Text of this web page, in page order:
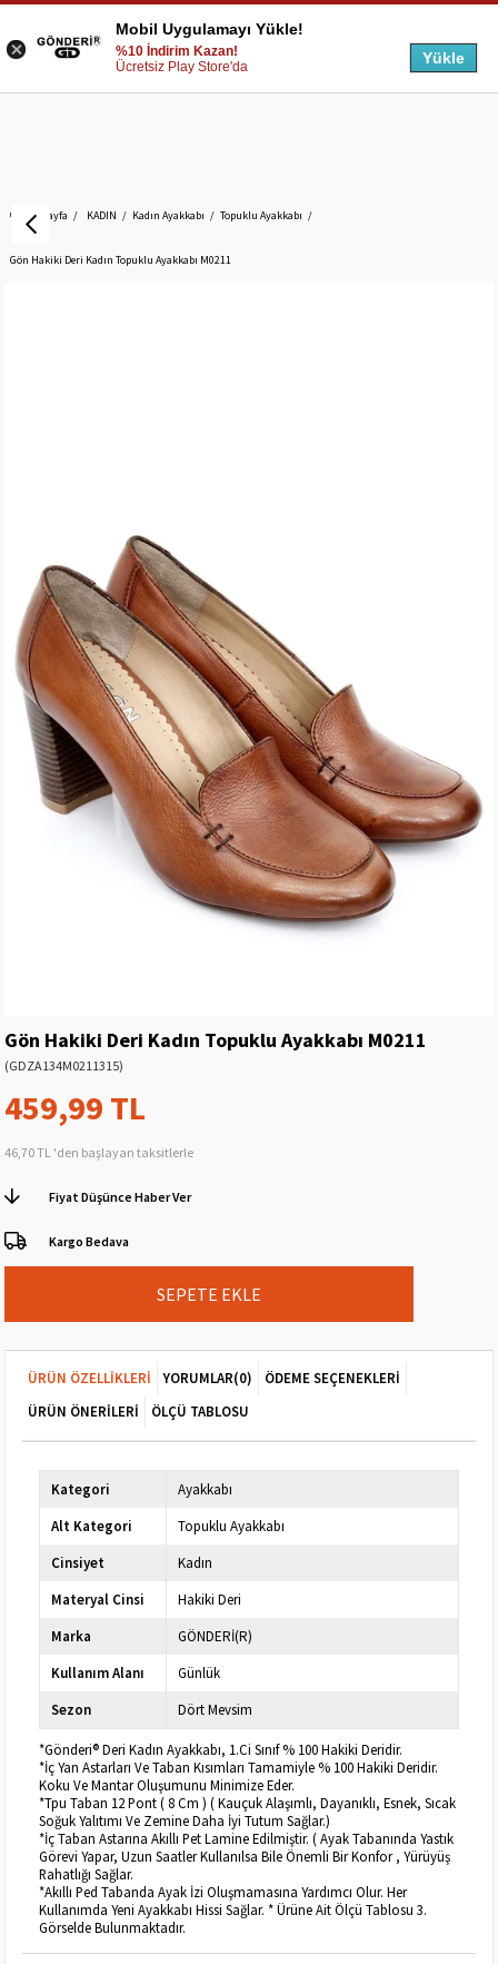
Anasayfa KADIN Kadın Ayakkabı Topuklu Ayakkabı
Gön Hakiki Deri Kadın Topuklu Ayakkabı M0211
Gön Hakiki Deri Kadın Topuklu Ayakkabı M0211
(GDZA134M0211315)
459,99 TL
46,70 TL 'den başlayan taksitlerle
Fiyat Düşünce Haber Ver
Kargo Bedava
ÜRÜN ÖZELLIKLERI YORUMLAR(0)
ÖDEME SEÇENEKLERI
ÜRÜN ÖNERILERI
ÖLÇÜ TABLOSU
Kategori
Ayakkabı
Alt Kategori
Topuklu Ayakkabı
Cinsiyet
Kadın
Materyal Cinsi
Hakiki Deri
Marka
GÖNDERİ(R)
Kullanım Alanı
Günlük
Sezon
Dört Mevsim
*Gönderi® Deri Kadın Ayakkabı, 1.Ci Sınıf % 100 Hakiki Deridir.
*İç Yan Astarları Ve Taban Kısımları Tamamiyle % 100 Hakiki Deridir.
Koku Ve Mantar Oluşumunu Minimize Eder.
*Tpu Taban 12 Pont ( 8 Cm ) ( Kauçuk Alaşımlı, Dayanıklı, Esnek, Sıcak
Soğuk Yalıtımı Ve Zemine Daha İyi Tutum Sağlar.)
*İç Taban Astarına Akıllı Pet Lamine Edilmiştir. ( Ayak Tabanında Yastık
Görevi Yapar, Uzun Saatler Kullanılsa Bile Önemli Bir Konfor , Yürüyüş
Rahatlığı Sağlar.
*Akıllı Ped Tabanda Ayak İzi Oluşmamasına Yardımcı Olur. Her
Kullanımda Yeni Ayakkabı Hissi Sağlar. * Ürüne Ait Ölçü Tablosu 3.
Görselde Bulunmaktadır.
Mobil Uygulamayı Yükle!
%10 İndirim Kazan!
Ücretsiz Play Store'da
Yükle